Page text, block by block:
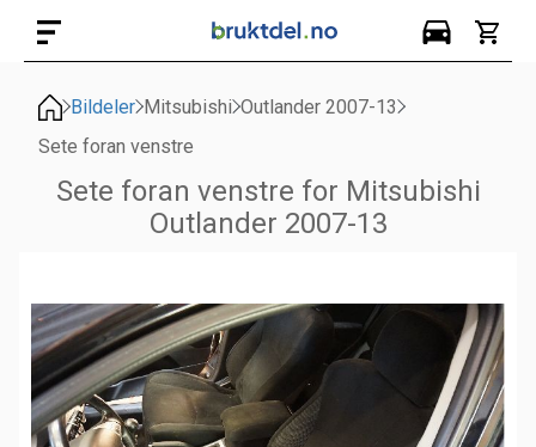
Bildeler Mitsubishi Outlander 2007-13
Sete foran venstre
Sete foran venstre for Mitsubishi
Outlander 2007-13